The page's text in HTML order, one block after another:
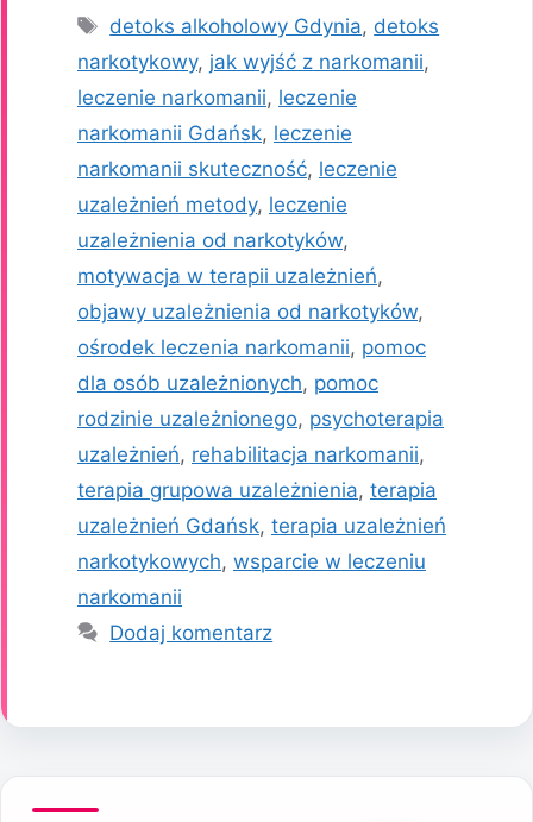
Tagi
detoks alkoholowy Gdynia, detoks
narkotykowy, jak wyjść z narkomanii,
leczenie narkomanii, leczenie
narkomanii Gdańsk, leczenie
narkomanii skuteczność, leczenie
uzależnień metody, leczenie
uzależnienia od narkotyków,
motywacja w terapii uzależnień,
objawy uzależnienia od narkotyków,
ośrodek leczenia narkomanii, pomoc
dla osób uzależnionych, pomoc
rodzinie uzależnionego, psychoterapia
uzależnień, rehabilitacja narkomanii,
terapia grupowa uzależnienia, terapia
uzależnień Gdańsk, terapia uzależnień
narkotykowych, wsparcie w leczeniu
narkomanii
Dodaj komentarz